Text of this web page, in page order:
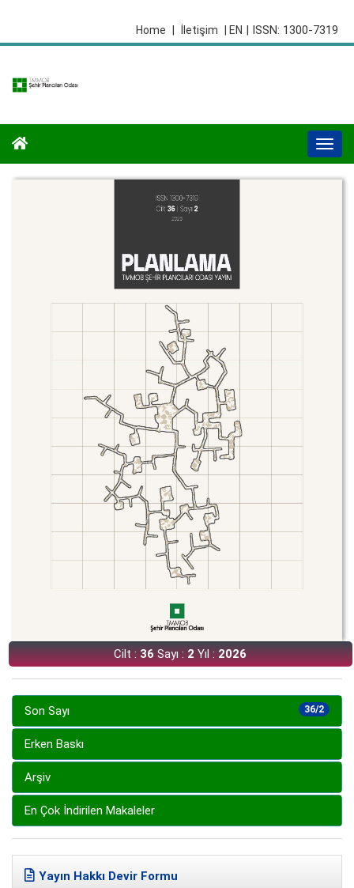
| ISSN: 1300-7319
| EN
İletişim
Home
Cilt :36Sayı :2Yıl :2026
36/2
Son Sayı
Erken Baskı
Arşiv
En Çok İndirilen Makaleler
Yayın Hakkı Devir Formu